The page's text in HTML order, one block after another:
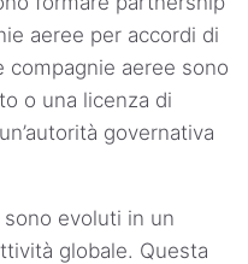
aeree per accordi di
compagnie aeree sono
o una licenza di
governativa
evoluti in un
globale. Questa